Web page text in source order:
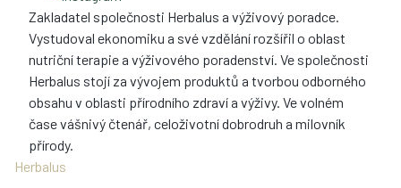
Zakladatel společnosti Herbalus a výživový poradce.
Vystudoval ekonomiku a své vzdělání rozšířil o oblast
nutriční terapie a výživového poradenství. Ve společnosti
Herbalus stojí za vývojem produktů a tvorbou odborného
obsahu v oblasti přírodního zdraví a výživy. Ve volném
čase vášnivý čtenář, celoživotní dobrodruh a milovník
přírody.
Herbalus